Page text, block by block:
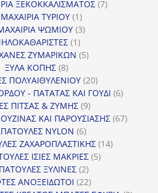
προϊόντα
ΞΕΚΟΚΚΑΛΙΣΜΑΤΟΣ 77
ΜΑΧΑΙΡΙΑ ΤΥΡΙΟΥ 11
προϊόν
ΨΩΜΙΟΥ 33
11
προϊόν
ΖΥΜΑΡΙΚΩΝ 55
ΞΥΛΑ ΚΟΠΗΣ 88
προϊόντα
ΠΟΛΥΑΙΘΥΛΕΝΙΟΥ 2020
προϊόντα
- ΠΑΤΑΤΑΣ ΚΑΙ ΓΟΥΔΙ 66
ΠΙΤΣΑΣ & ΖΥΜΗΣ 99
προϊόντα
ΚΑΙ ΠΑΡΟΥΣΙΑΣΗΣ 6767
NYLON 66
προϊόντα
ΖΑΧΑΡΟΠΛΑΣΤΙΚΗΣ 1414
ΙΣΙΕΣ ΜΑΚΡΙΕΣ 55
ΞΥΛΙΝΕΣ 22
προϊόντα
ΑΝΟΞΕΙΔΩΤΟΙ 2222